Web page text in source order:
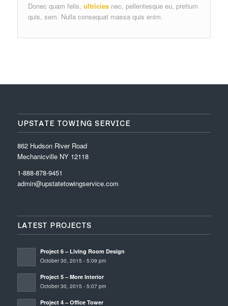
Donec quam felis, ultriciesnec, pellentesque eu, pretium
quis, sem. Nulla consequat massa quis enim.
UPSTATE TOWING SERVICE
862 Hudson River Road
Mechanicville NY 12118
1-888-878-9451
admin@upstatetowingservice.com
LATEST PROJECTS
Project 6 – Living Room Design
October 30, 2015 - 5:09 pm
Project 5 – More Interior
October 30, 2015 - 5:07 pm
Project 4 – Office Tower